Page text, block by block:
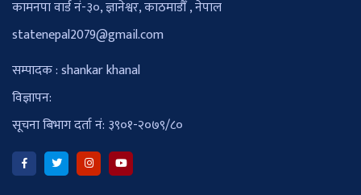
कामनपा वार्ड नं-३०, ज्ञानेश्वर, काठमाडौँ , नेपाल
statenepal2079@gmail.com
सम्पादक : shankar khanal
विज्ञापन:
सूचना बिभाग दर्ता नं: ३९०१-२०७९/८०